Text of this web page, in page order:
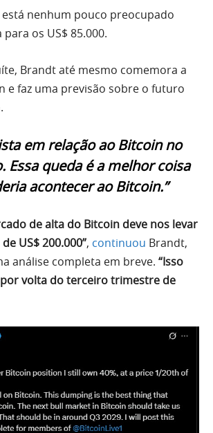
está nenhum pouco preocupado
os US$ 85.000.
Brandt até mesmo comemora a
e faz uma previsão sobre o futuro
em relação ao Bitcoin no
Essa queda é a melhor coisa
acontecer ao Bitcoin.”
de alta do Bitcoin deve nos levar
US$ 200.000”, continuou Brandt,
análise completa em breve. “Isso
volta do terceiro trimestre de